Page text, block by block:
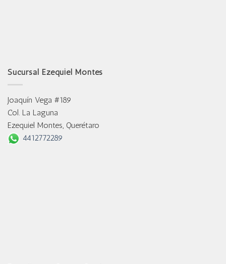
Sucursal Ezequiel Montes
Joaquín Vega #189
Col. La Laguna
Ezequiel Montes, Querétaro
4412772289